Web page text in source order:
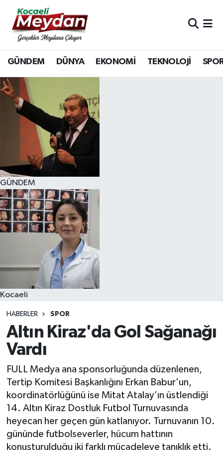
GÜNDEM DÜNYA EKONOMİ TEKNOLOJİ
GÜNDEM
Kocaeli
HABERLER SPOR
Altın Kiraz'da Gol Sağanağı
Vardı
FULL Medya ana sponsorluğunda düzenlenen,
Tertip Komitesi Başkanlığını Erkan Babur'un,
koordinatörlüğünü ise Mitat Atalay’ın üstlendiği
14. Altın Kiraz Dostluk Futbol Turnuvasında
heyecan her geçen gün katlanıyor. Turnuvanın 10.
gününde futbolseverler, hücum hattının
konuşturulduğu iki farklı mücadeleye tanıklık etti.
Nöbetçi Eczaneler
Hava Durumu
Trafik Durumu
Süper Lig Puan Durumu ve Fikstür
Tüm Manşetler
Son Dakika Haberleri
Haber Arşivi